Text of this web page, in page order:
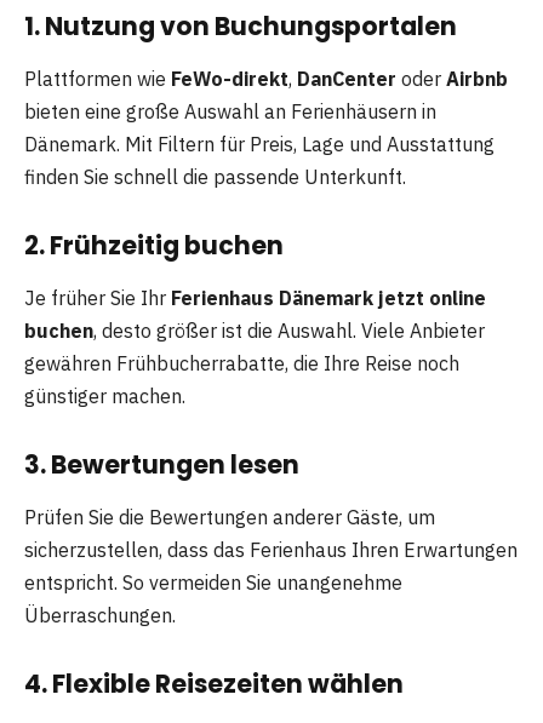
1.Nutzung von Buchungsportalen
Plattformen wie FeWo-direkt, DanCenter oder Airbnb
bieten eine große Auswahl an Ferienhäusern in
Dänemark. Mit Filtern für Preis, Lage und Ausstattung
finden Sie schnell die passende Unterkunft.
2.Frühzeitig buchen
Je früher Sie Ihr Ferienhaus Dänemark jetzt online
buchen, desto größer ist die Auswahl. Viele Anbieter
gewähren Frühbucherrabatte, die Ihre Reise noch
günstiger machen.
3.Bewertungen lesen
Prüfen Sie die Bewertungen anderer Gäste, um
sicherzustellen, dass das Ferienhaus Ihren Erwartungen
entspricht. So vermeiden Sie unangenehme
Überraschungen.
4.Flexible Reisezeiten wählen